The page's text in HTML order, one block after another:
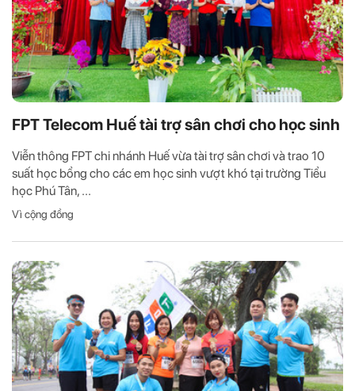
FPT Telecom Huế tài trợ sân chơi cho học sinh
Viễn thông FPT chi nhánh Huế vừa tài trợ sân chơi và trao 10
suất học bổng cho các em học sinh vượt khó tại trường Tiểu
học Phú Tân, ...
Vì cộng đồng